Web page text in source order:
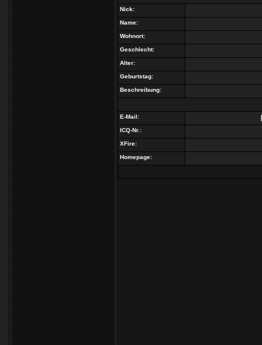
Nick:
Name:
Wohnort:
Geschlecht:
Alter:
Geburtstag:
Beschreibung:
E-Mail:
ICQ-Nr.:
XFire:
Homepage: